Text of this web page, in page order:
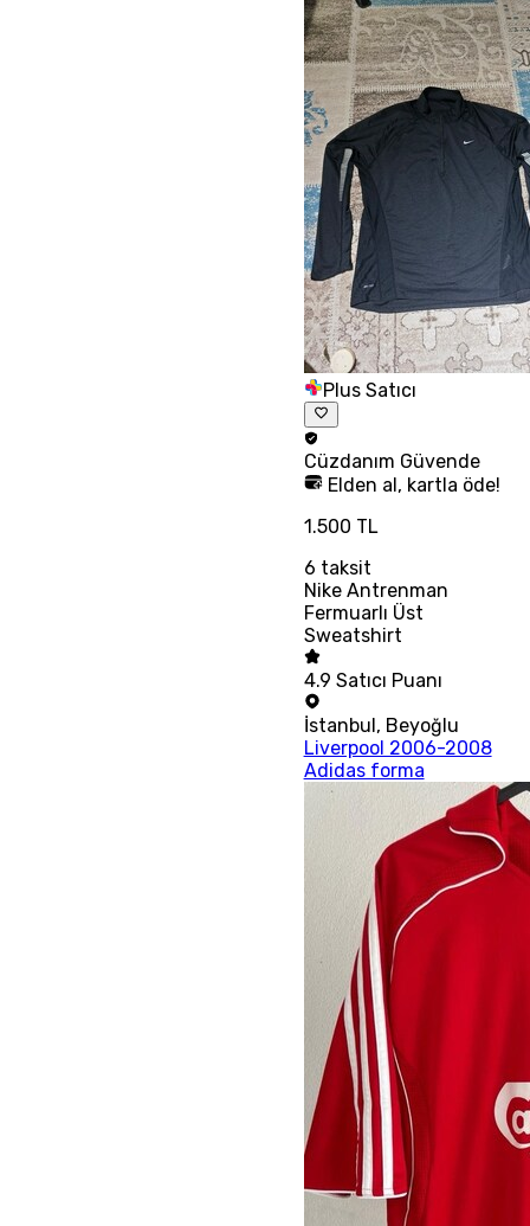
Plus Satıcı
Cüzdanım Güvende
Elden al, kartla öde!
1.500 TL
6 taksit
Nike Antrenman
Fermuarlı Üst
Sweatshirt
4.9 Satıcı Puanı
İstanbul, Beyoğlu
Liverpool 2006-2008
Adidas forma